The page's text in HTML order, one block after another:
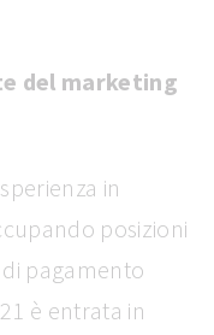
del marketing
in
posizioni
pagamento
è entrata in